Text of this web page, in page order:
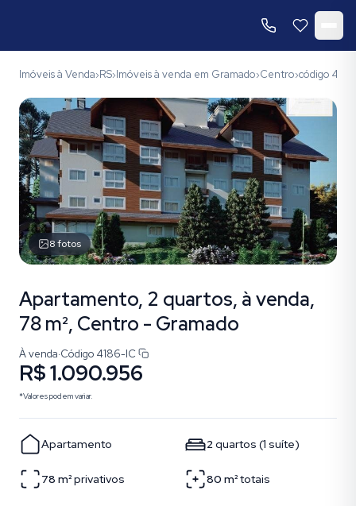
Imóveis à Venda›RS›Imóveis à venda em Gramado›Centro›código
8fotos
Apartamento, 2 quartos, à venda,
78 m², Centro - Gramado
À venda·Código 4186-IC
R$ 1.090.956
*Valores podem variar.
Apartamento 2 quartos (1 suíte)
78 m²privativos 80 m²totais